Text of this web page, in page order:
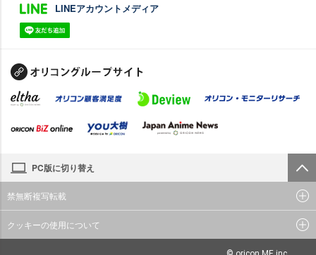
LINEアカウントメディア
PC版に切り替え
禁無断複写転載
クッキーの使用について